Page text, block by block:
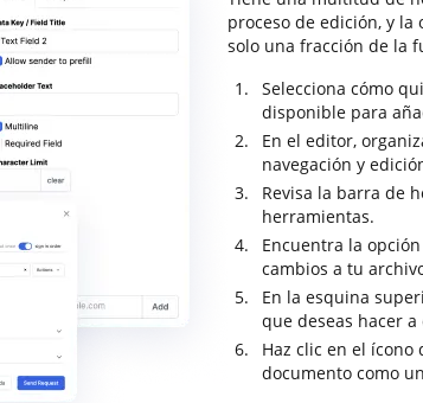
proceso de edición, y la
solo una fracción de la
Selecciona cómo
disponible para
En el editor,
navegación y
Revisa la barra de
herramientas.
Encuentra la
cambios a tu
En la esquina
que deseas hacer
Haz clic en el ícono
documento como